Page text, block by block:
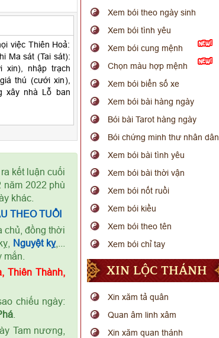
việc Thiên Hoả:
Ma sát (Tai sát):
xin), nhập trạch
thú (cưới xin),
xây nhà Lỗ ban
kết luận cuối
năm 2022 phù
khác.
THEO TUỔI
chủ, đồng thời
Nguyệt kỵ,...
Thiên Thành,
chiếu ngày:
.
Tam nương,
Xem bói theo ngày sinh
Xem bói tình yêu
Xem bói cung mệnh
Chọn màu hợp mệnh
Xem bói biển số xe
Xem bói bài hàng ngày
Bói bài Tarot hàng ngày
Bói chứng minh thư nhân dân
Xem bói bài tình yêu
Xem bói bài thời vận
Xem bói nốt ruồi
Xem bói kiều
Xem bói theo tên
Xem bói chỉ tay
XIN LỘC THÁNH
Xin xăm tả quân
Quan âm linh xâm
Xin xăm quan thánh